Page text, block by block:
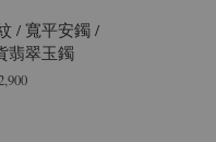
/ 寬平安鐲 /
翡翠玉鐲